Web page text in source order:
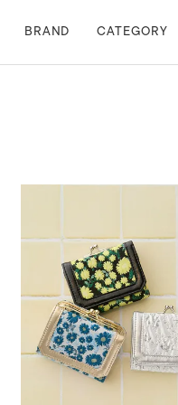
BRAND CATEGORY